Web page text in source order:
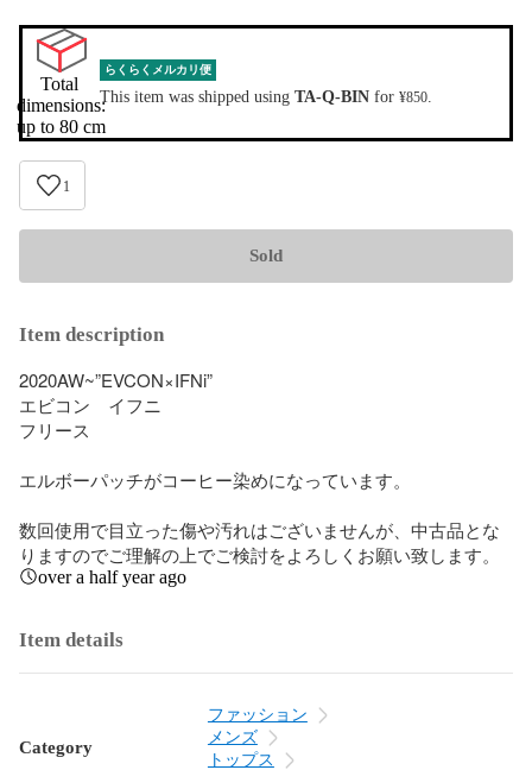
Total
dimensions:
up to 80 cm
らくらくメルカリ便
This item was shipped using TA-Q-BIN for ¥850.
1
Sold
Item description
2020AW~”EVCON×IFNi”
エビコン　イフニ
フリース
エルボーパッチがコーヒー染めになっています。
数回使用で目立った傷や汚れはございませんが、中古品とな
りますのでご理解の上でご検討をよろしくお願い致します。
over a half year ago
Item details
Category
ファッション
メンズ
トップス